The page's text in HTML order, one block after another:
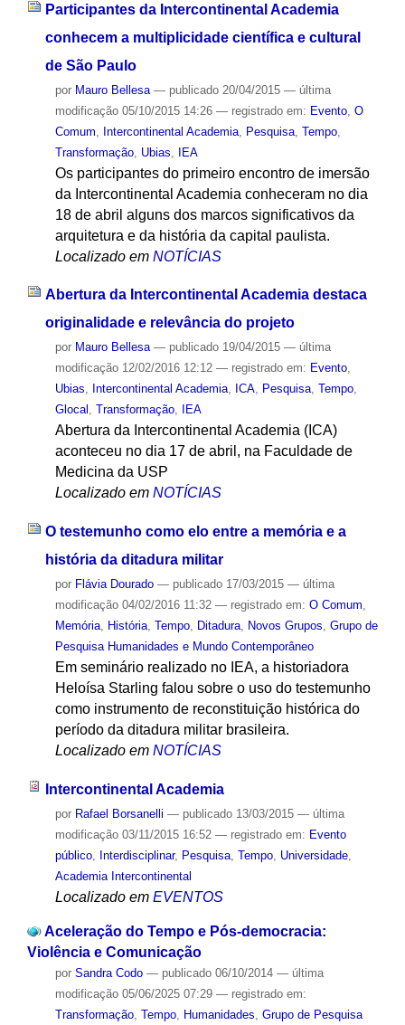
Participantes da Intercontinental Academia
conhecem a multiplicidade científica e cultural
de São Paulo
por Mauro Bellesa — publicado20/04/2015 — última
modificação05/10/2015 14:26 — registrado em: Evento, O
Comum
Intercontinental Academia, Pesquisa, Tempo,
Transformação, Ubias IEA
Os participantes do primeiro encontro de imersão
da Intercontinental Academia conheceram no dia
18 de abril alguns dos marcos significativos da
arquitetura e da história da capital paulista.
Localizado em NOTÍCIAS
Abertura da Intercontinental Academia destaca
originalidade e relevância do projeto
por Mauro Bellesa — publicado19/04/2015 — última
modificação12/02/2016 12:12 — registrado em: Evento,
Ubias, Intercontinental Academia, ICA, Pesquisa, Tempo,
Glocal , Transformação, IEA
Abertura da Intercontinental Academia (ICA)
aconteceu no dia 17 de abril, na Faculdade de
Medicina da USP
Localizado em NOTÍCIAS
O testemunho como elo entre a memória e a
história da ditadura militar
por Flávia Dourado — publicado17/03/2015 — última
modificação04/02/2016 11:32 — registrado em: O Comum,
Memória, História, Tempo, Ditadura, Novos Grupos, Grupo de
Pesquisa Humanidades e Mundo Contemporâneo
Em seminário realizado no IEA, a historiadora
Heloísa Starling falou sobre o uso do testemunho
como instrumento de reconstituição histórica do
período da ditadura militar brasileira.
Localizado em NOTÍCIAS
Intercontinental Academia
por Rafael Borsanelli — publicado13/03/2015 — última
modificação03/11/2015 16:52 — registrado em: Evento
público, Interdisciplinar, Pesquisa, Tempo, Universidade,
Academia Intercontinental
Localizado em EVENTOS
Aceleração do Tempo e Pós-democracia:
Violência e Comunicação
por Sandra Codo — publicado06/10/2014 — última
modificação05/06/2025 07:29 — registrado em:
Transformação, Tempo, Humanidades, Grupo de Pesquisa